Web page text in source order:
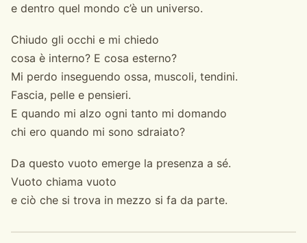
e dentro quel mondo c’è un universo.
Chiudo gli occhi e mi chiedo
cosa è interno? E cosa esterno?
Mi perdo inseguendo ossa, muscoli, tendini.
Fascia, pelle e pensieri.
E quando mi alzo ogni tanto mi domando
chi ero quando mi sono sdraiato?
Da questo vuoto emerge la presenza a sé.
Vuoto chiama vuoto
e ciò che si trova in mezzo si fa da parte.